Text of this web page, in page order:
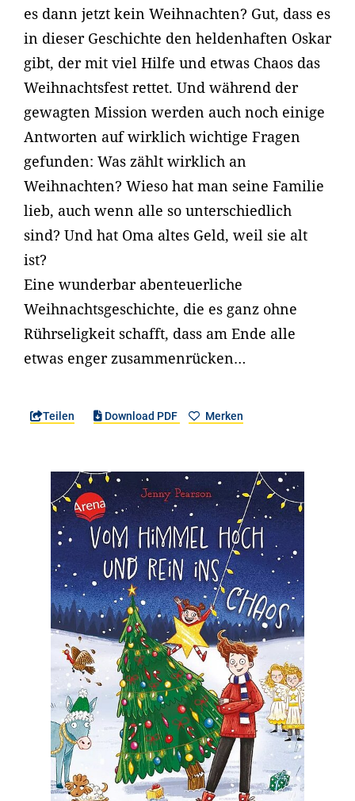
es dann jetzt kein Weihnachten? Gut, dass es
in dieser Geschichte den heldenhaften Oskar
gibt, der mit viel Hilfe und etwas Chaos das
Weihnachtsfest rettet. Und während der
gewagten Mission werden auch noch einige
Antworten auf wirklich wichtige Fragen
gefunden: Was zählt wirklich an
Weihnachten? Wieso hat man seine Familie
lieb, auch wenn alle so unterschiedlich
sind? Und hat Oma altes Geld, weil sie alt
ist?
Eine wunderbar abenteuerliche
Weihnachtsgeschichte, die es ganz ohne
Rührseligkeit schafft, dass am Ende alle
etwas enger zusammenrücken…
Teilen Download PDF Merken